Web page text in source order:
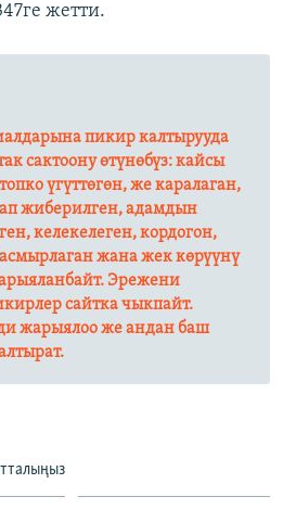
жетти.
пикир калтырууда
сактоону өтүнөбүз: кайсы
үгүттөгөн, же каралаган,
жиберилген, адамдын
келекелеген, кордогон,
жана жек көрүүнү
Эрежени
сайтка чыкпайт.
жарыялоо же андан баш